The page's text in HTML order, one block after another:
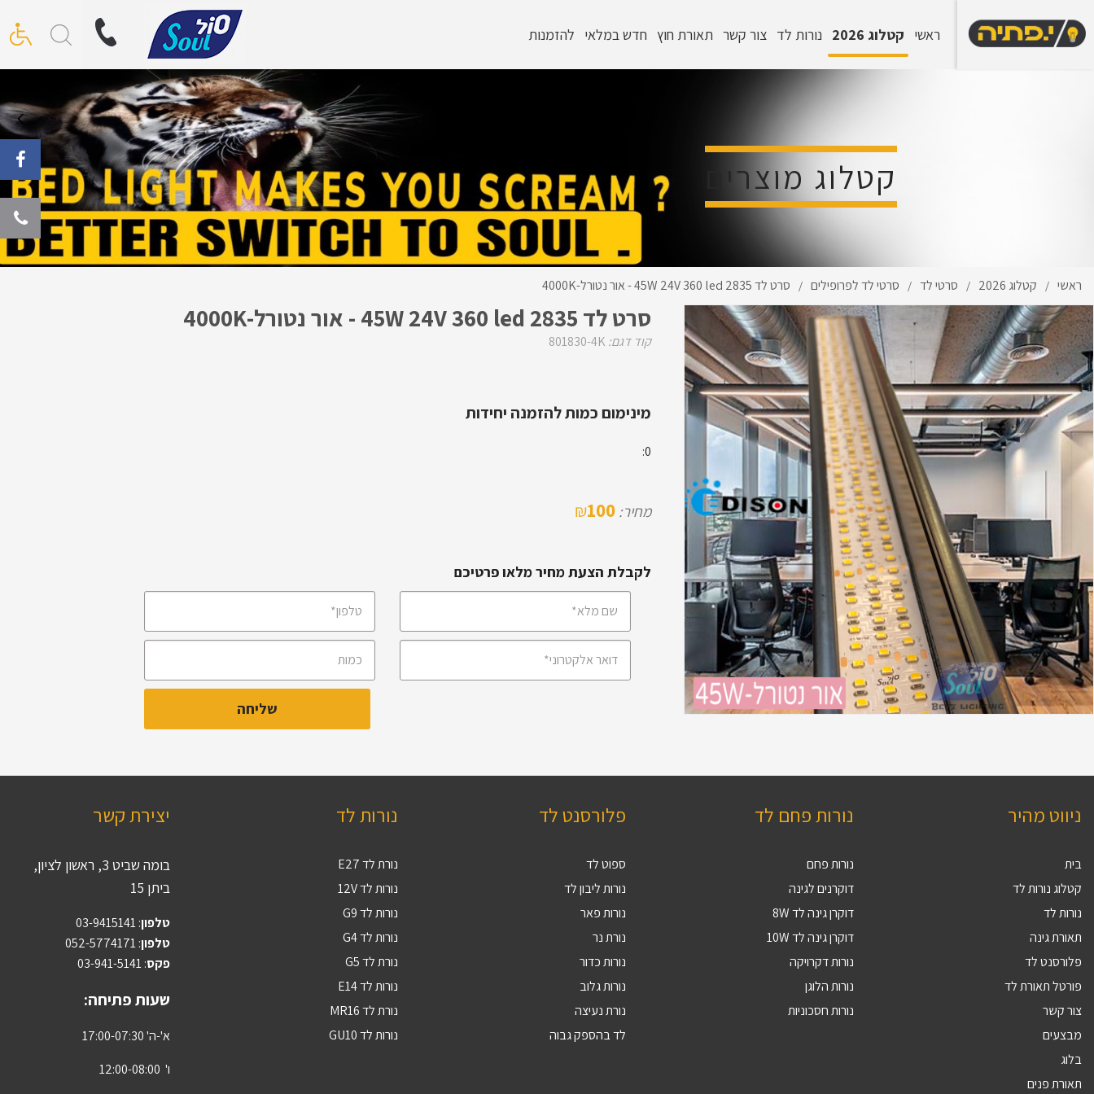
ראשי קטלוג 2026 נורות לד צור קשר תאורת חוץ חדש במלאי להזמנות
קטלוג מוצרים
ראשי / קטלוג 2026 / סרטי לד / סרטי לד לפרופילים / סרט לד 45W 24V 360 led 2835 - אור נטורל-4000K
סרט לד 45W 24V 360 led 2835 - אור נטורל-4000K
קוד דגם: 801830-4K
מינימום כמות להזמנה יחידות
0:
מחיר: 100
₪
לקבלת הצעת מחיר מלאו פרטיכם
ניווט מהיר
בית
קטלוג נורות לד
נורות לד
תאורת גינה
פלורסנט לד
פורטל תאורת לד
צור קשר
מבצעים
בלוג
תאורת פנים
נורות פחם לד
נורות פחם
דוקרנים לגינה
דוקרן גינה לד 8W
דוקרן גינה לד 10W
נורות דקרויקה
נורות הלוגן
נורות חסכוניות
פלורסנט לד
ספוט לד
נורות ליבון לד
נורות פאר
נורת נר
נורות כדור
נורות גלוב
נורת נעיצה
לד בהספק גבוה
נורות לד
נורת לד E27
נורות לד 12V
נורות לד G9
נורות לד G4
נורת לד G5
נורות לד E14
נורת לד MR16
נורות לד GU10
יצירת קשר
בומה שביט 3, ראשון לציון,
ביתן 15
טלפון:
03-9415141
טלפון: 052-5774171
פקס: 03-941-5141
שעות פתיחה:
א'-ה' 17:00-07:30
ו' 12:00-08:00